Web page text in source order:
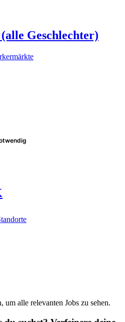
Geschlechter)
alle relevanten Jobs zu sehen.